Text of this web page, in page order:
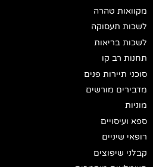
מקוואות טהרה
לשכות תעסוקה
לשכות בריאות
תחנות רב קו
סוכני תיירות פנים
מדבירים מורשים
מוניות
ספא ועיסויים
רופאי שיניים
קבלני שיפוצים